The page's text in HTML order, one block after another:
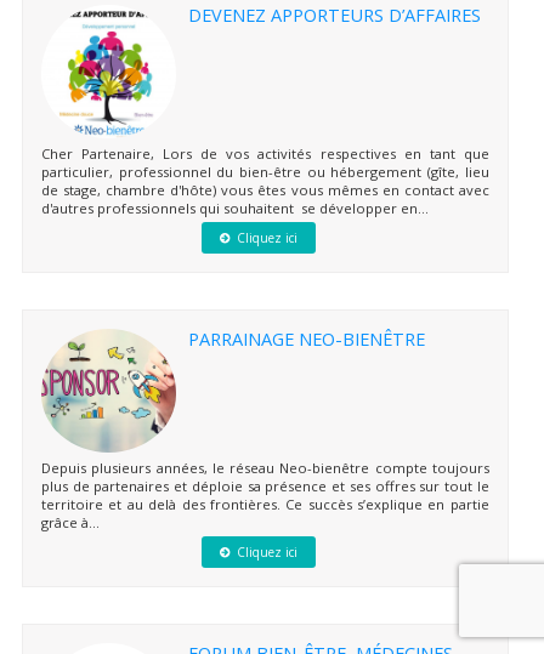
DEVENEZ APPORTEURS D’AFFAIRES
Cher Partenaire, Lors de vos activités respectives en tant que
particulier, professionnel du bien-être ou hébergement (gîte, lieu
de stage, chambre d'hôte) vous êtes vous mêmes en contact avec
d'autres professionnels qui souhaitent se développer en...
Cliquez ici
PARRAINAGE NEO-BIENÊTRE
Depuis plusieurs années, le réseau Neo-bienêtre compte toujours
plus de partenaires et déploie sa présence et ses offres sur tout le
territoire et au delà des frontières. Ce succès s’explique en partie
grâce à...
Cliquez ici